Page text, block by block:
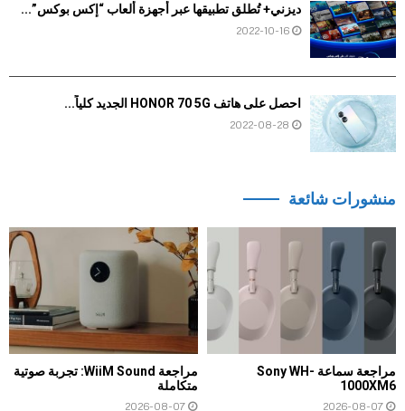
ديزني+ تُطلق تطبيقها عبر أجهزة ألعاب “إكس بوكس”...
2022-10-16
احصل على هاتف HONOR 70 5G الجديد كلياً...
2022-08-28
منشورات شائعة
مراجعة سماعة Sony WH-
1000XM6
2026-08-07
مراجعة WiiM Sound: تجربة صوتية
متكاملة
2026-08-07